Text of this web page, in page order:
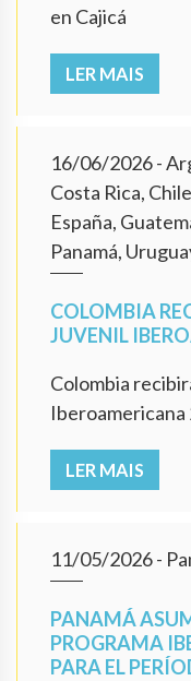
en Cajicá
LER MAIS
16/06/2026-
Costa Rica,
España,
Panamá,
COLOMBIA
JUVENIL
Colombia
Iberoamericana
LER MAIS
11/05/2026-
PANAMÁ
PROGRAMA
PARA EL